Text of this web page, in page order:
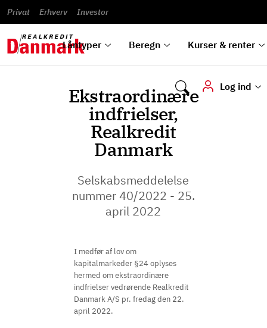
Privat Erhverv Investor
Låntyper Beregn Kurser & renter
Log ind
til bolig
Alle
låntyper
omlægning
Se alle
beregnere
Renteprognose
Bestil
kursovervågning
rentetilpasning
vilkår
Blanketter
Samarbejdspartnere
guides
hvad
vi kan
tilbyde
Ekstraordinære
indfrielser,
Realkredit
Danmark
Selskabsmeddelelse
nummer 40/2022 - 25.
april 2022
I medfør af lov om
kapitalmarkeder §24 oplyses
hermed om ekstraordinære
indfrielser vedrørende Realkredit
Danmark A/S pr. fredag den 22.
april 2022.